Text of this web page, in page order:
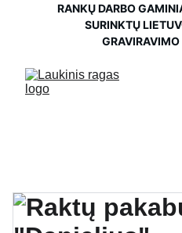
RANKŲ DARBO
SURINKTŲ